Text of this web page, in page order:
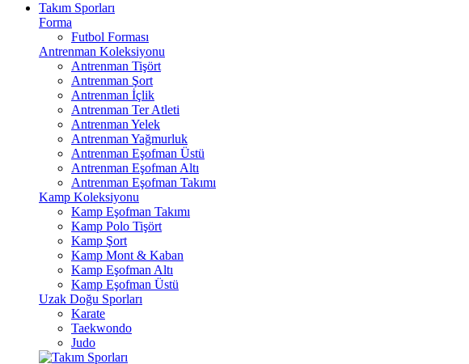
Takım Sporları
Forma
Futbol Forması
Antrenman Koleksiyonu
Antrenman Tişört
Antrenman Şort
Antrenman İçlik
Antrenman Ter Atleti
Antrenman Yelek
Antrenman Yağmurluk
Antrenman Eşofman Üstü
Antrenman Eşofman Altı
Antrenman Eşofman Takımı
Kamp Koleksiyonu
Kamp Eşofman Takımı
Kamp Polo Tişört
Kamp Şort
Kamp Mont & Kaban
Kamp Eşofman Altı
Kamp Eşofman Üstü
Uzak Doğu Sporları
Karate
Taekwondo
Judo